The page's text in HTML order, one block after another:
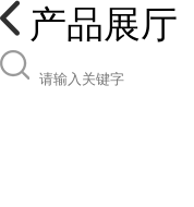
产品展厅